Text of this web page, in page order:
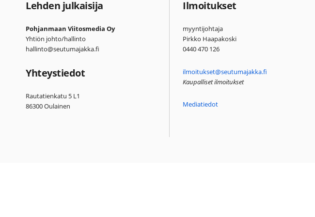
Lehden julkaisija
Pohjanmaan Viitosmedia Oy
Yhtiön johto/hallinto
hallinto@seutumajakka.fi
Yhteystiedot
Rautatienkatu 5 L1
86300 Oulainen
Ilmoitukset
myyntijohtaja
Pirkko Haapakoski
0440 470 126
ilmoitukset@seutumajakka.fi
Kaupalliset ilmoitukset
Mediatiedot